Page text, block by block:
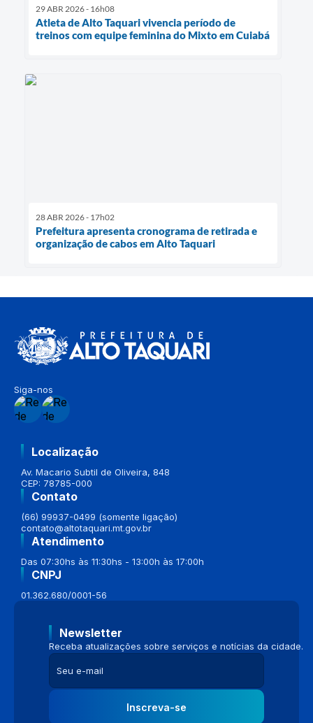
29 ABR 2026 - 16h08
Atleta de Alto Taquari vivencia período de
treinos com equipe feminina do Mixto em Cuiabá
28 ABR 2026 - 17h02
Prefeitura apresenta cronograma de retirada e
organização de cabos em Alto Taquari
Siga-nos
Localização
Av. Macario Subtil de Oliveira, 848
CEP: 78785-000
Contato
(66) 99937-0499 (somente ligação)
contato@altotaquari.mt.gov.br
Atendimento
Das 07:30hs às 11:30hs - 13:00h às 17:00h
CNPJ
01.362.680/0001-56
Newsletter
Receba atualizações sobre serviços e notícias da cidade.
Inscreva-se